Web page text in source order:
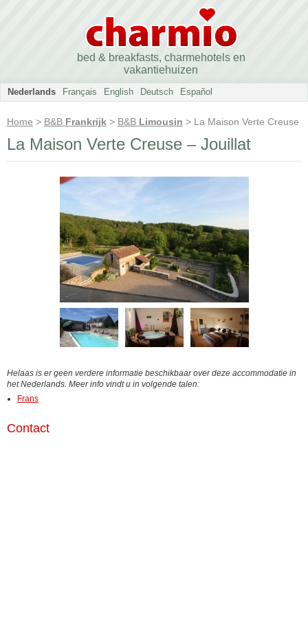
bed & breakfasts, charmehotels en
vakantiehuizen
Nederlands Français English Deutsch Español
Home > B&B Frankrijk > B&B Limousin > La Maison Verte Creuse
La Maison Verte Creuse – Jouillat
Helaas is er geen verdere informatie beschikbaar over deze accommodatie in
het Nederlands. Meer info vindt u in volgende talen:
Frans
Contact